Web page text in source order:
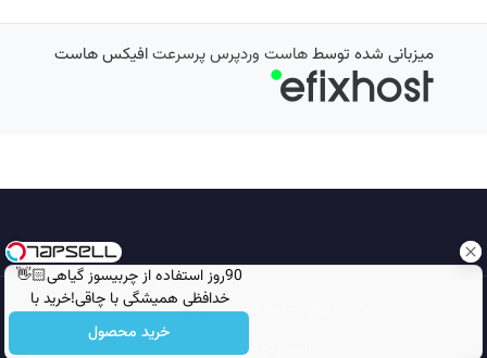
90روز استفاده از چربیسوز گیاهی👋🏻
خدافظی همیشگی با چاقی!خرید با
خرید محصول
میزبانی شده توسطهاست وردپرس پرسرعتافیکس هاست
تمامی حقوق محفوظ است © 2026
مجله نورگرام
انجمن نورگرام